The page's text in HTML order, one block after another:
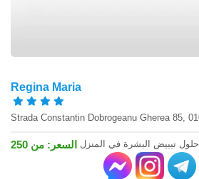
Regina Maria
حلول تبييض البشرة في المنزل